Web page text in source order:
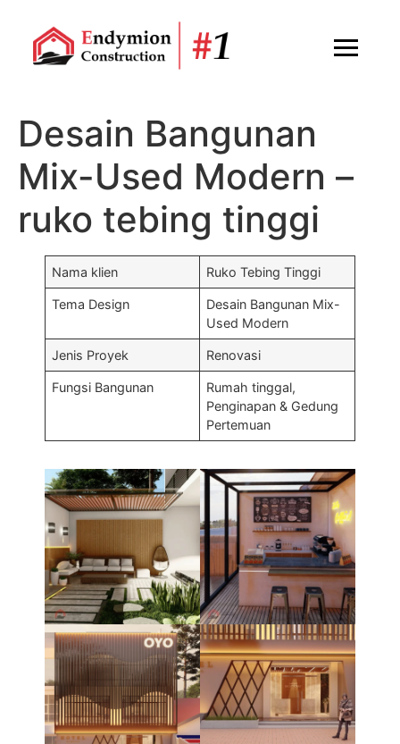
Desain Bangunan
Mix-Used Modern –
ruko tebing tinggi
Nama klien Ruko Tebing Tinggi
Tema Design
Desain Bangunan Mix-
Used Modern
Jenis Proyek Renovasi
Fungsi Bangunan
Rumah tinggal,
Penginapan & Gedung
Pertemuan